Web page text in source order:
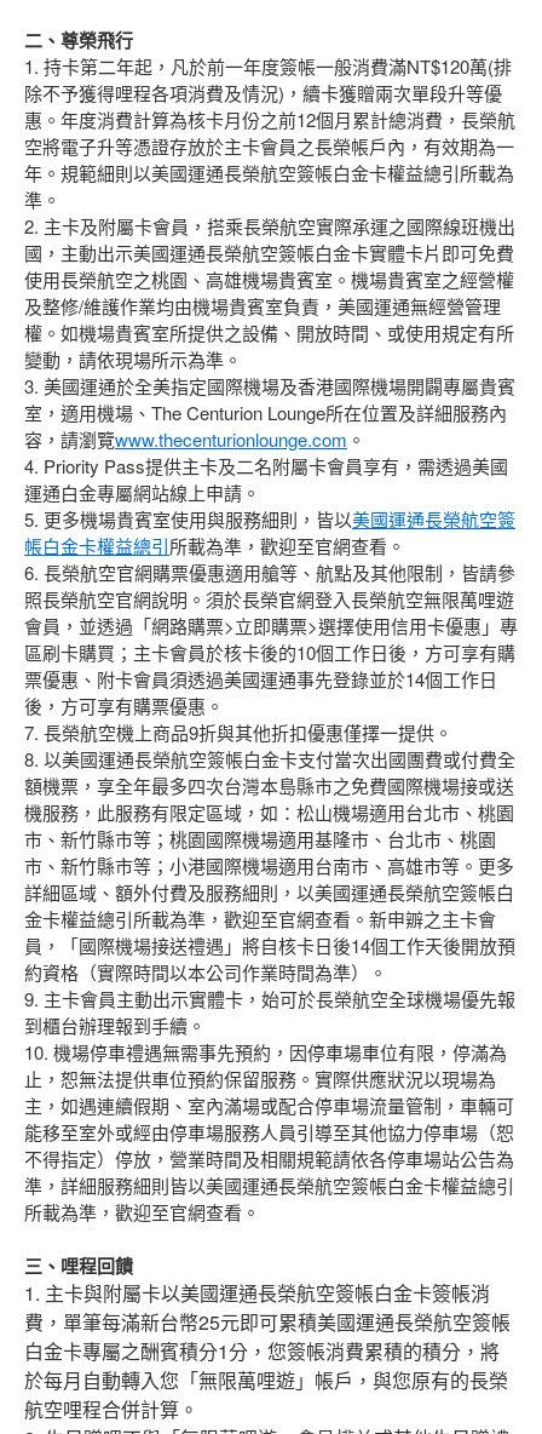
二、尊榮飛行
1. 持卡第二年起，凡於前一年度簽帳一般消費滿NT$120萬(排
除不予獲得哩程各項消費及情況)，續卡獲贈兩次單段升等優
惠。年度消費計算為核卡月份之前12個月累計總消費，長榮航
空將電子升等憑證存放於主卡會員之長榮帳戶內，有效期為一
年。規範細則以美國運通長榮航空簽帳白金卡權益總引所載為
準。
2. 主卡及附屬卡會員，搭乘長榮航空實際承運之國際線班機出
國，主動出示美國運通長榮航空簽帳白金卡實體卡片即可免費
使用長榮航空之桃園、高雄機場貴賓室。機場貴賓室之經營權
及整修/維護作業均由機場貴賓室負責，美國運通無經營管理
權。如機場貴賓室所提供之設備、開放時間、或使用規定有所
變動，請依現場所示為準。
3. 美國運通於全美指定國際機場及香港國際機場開闢專屬貴賓
室，適用機場、The Centurion Lounge所在位置及詳細服務內
容，請瀏覽www.thecenturionlounge.com 。
4. Priority Pass提供主卡及二名附屬卡會員享有，需透過美國
運通白金專屬網站線上申請。
5. 更多機場貴賓室使用與服務細則，皆以美國運通長榮航空簽
帳白金卡權益總引所載為準，歡迎至官網查看。
6. 長榮航空官網購票優惠適用艙等、航點及其他限制，皆請參
照長榮航空官網說明。須於長榮官網登入長榮航空無限萬哩遊
會員，並透過「網路購票>立即購票>選擇使用信用卡優惠」專
區刷卡購買；主卡會員於核卡後的10個工作日後，方可享有購
票優惠、附卡會員須透過美國運通事先登錄並於14個工作日
後，方可享有購票優惠。
7. 長榮航空機上商品9折與其他折扣優惠僅擇一提供。
8. 以美國運通長榮航空簽帳白金卡支付當次出國團費或付費全
額機票，享全年最多四次台灣本島縣市之免費國際機場接或送
機服務，此服務有限定區域，如：松山機場適用台北市、桃園
市、新竹縣市等；桃園國際機場適用基隆市、台北市、桃園
市、新竹縣市等；小港國際機場適用台南市、高雄市等。更多
詳細區域、額外付費及服務細則，以美國運通長榮航空簽帳白
金卡權益總引所載為準，歡迎至官網查看。新申辧之主卡會
員，「國際機場接送禮遇」將自核卡日後14個工作天後開放預
約資格（實際時間以本公司作業時間為準）。
9. 主卡會員主動出示實體卡，始可於長榮航空全球機場優先報
到櫃台辦理報到手續。
10. 機場停車禮遇無需事先預約，因停車場車位有限，停滿為
止，恕無法提供車位預約保留服務。實際供應狀況以現場為
主，如遇連續假期、室內滿場或配合停車場流量管制，車輛可
能移至室外或經由停車場服務人員引導至其他協力停車場（恕
不得指定）停放，營業時間及相關規範請依各停車場站公告為
準，詳細服務細則皆以美國運通長榮航空簽帳白金卡權益總引
所載為準，歡迎至官網查看。
三、哩程回饋
1. 主卡與附屬卡以美國運通長榮航空簽帳白金卡簽帳消
費，單筆每滿新台幣25元即可累積美國運通長榮航空簽帳
白金卡專屬之酬賓積分1分，您簽帳消費累積的積分，將
於每月自動轉入您「無限萬哩遊」帳戶，與您原有的長榮
航空哩程合併計算。